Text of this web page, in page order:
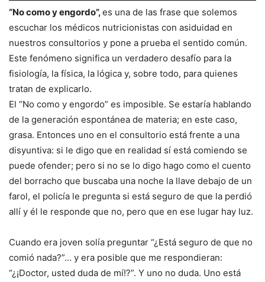
“No como y engordo”,es una de las frase que solemos
escuchar los médicos nutricionistas con asiduidad en
nuestros consultorios y pone a prueba el sentido común.
Este fenómeno significa un verdadero desafío para la
fisiología, la física, la lógica y, sobre todo, para quienes
tratan de explicarlo.
El “No como y engordo” es imposible. Se estaría hablando
de la generación espontánea de materia; en este caso,
grasa. Entonces uno en el consultorio está frente a una
disyuntiva: si le digo que en realidad sí está comiendo se
puede ofender; pero si no se lo digo hago como el cuento
del borracho que buscaba una noche la llave debajo de un
farol, el policía le pregunta si está seguro de que la perdió
allí y él le responde que no, pero que en ese lugar hay luz.
Cuando era joven solía preguntar “¿Está seguro de que no
comió nada?”… y era posible que me respondieran:
“¿¡Doctor, usted duda de mí!?”. Y uno no duda. Uno está